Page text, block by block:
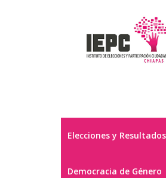
Elecciones y Resultados
Democracia de Género